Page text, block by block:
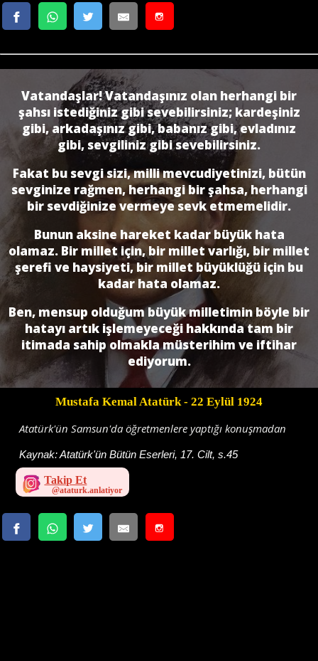
Vatandaş­lar! Vatandaşınız olan herhangi bir
şahsı istediğiniz gibi sevebilirsiniz; kardeşiniz
gibi, arkadaşınız gibi, babanız gibi, evladınız
gibi, sevgiliniz gibi sevebilirsiniz.
Fakat bu sevgi sizi, milli mevcudiyetinizi, bütün
sevginize rağmen, herhangi bir şahsa, herhangi
bir sevdiğinize vermeye sevk etmemelidir.
Bunun aksine hareket kadar büyük hata
olamaz. Bir millet için, bir millet varlığı, bir millet
şerefi ve haysiyeti, bir millet büyüklüğü için bu
kadar hata olamaz.
Ben, mensup olduğum büyük milletimin böyle bir
hatayı artık işlemeyeceği hakkında tam bir
itimada sahip olmakla müsterihim ve iftihar
ediyorum.
Mustafa Kemal Atatürk- 22 Eylül 1924
Atatürk'ün Samsun'da öğretmenlere yaptığı konuşmadan
Kaynak:Atatürk'ün Bütün Eserleri, 17. Cilt, s.45
Takip Et